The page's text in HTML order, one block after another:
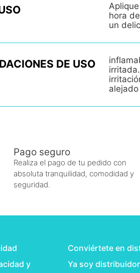
hora
un
DE USO
Pago seguro
Realiza el pago de tu pedido con
absoluta tranquilidad, comodidad y
seguridad.
y
Conviértete en
Ya soy distribuidor